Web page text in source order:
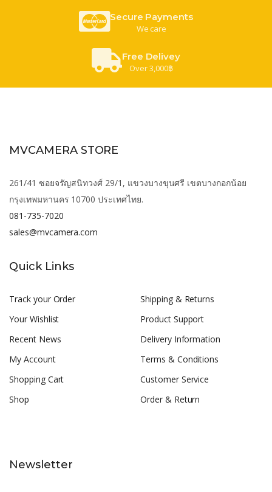
Secure Payments
We care
Free Delivey
Over 3,000฿
MVCAMERA STORE
261/41 ซอยจรัญสนิทวงศ์ 29/1, แขวงบางขุนศรี เขตบางกอกน้อย
กรุงเทพมหานคร 10700 ประเทศไทย.
081-735-7020
sales@mvcamera.com
Quick Links
Track your Order
Your Wishlist
Recent News
My Account
Shopping Cart
Shop
Shipping & Returns
Product Support
Delivery Information
Terms & Conditions
Customer Service
Order & Return
Newsletter